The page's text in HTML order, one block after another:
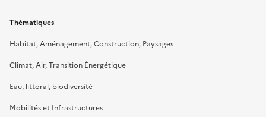
Thématiques
Habitat, Aménagement, Construction, Paysages
Climat, Air, Transition Énergétique
Eau, littoral, biodiversité
Mobilités et Infrastructures